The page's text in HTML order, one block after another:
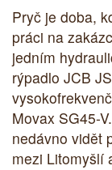
Pryč je doba,
práci na
jedním
rýpadlo JCB
Movax SG45-
nedávno vidět
mezi Litomyšlí